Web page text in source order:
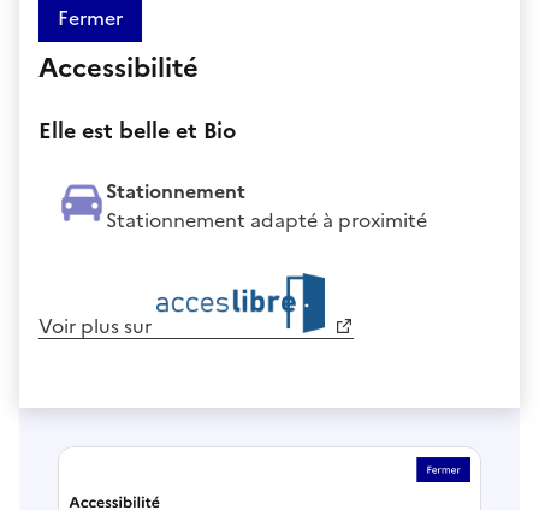
Fermer
Accessibilité
Elle est belle et Bio
Stationnement
Stationnement adapté à proximité
Voir plus sur